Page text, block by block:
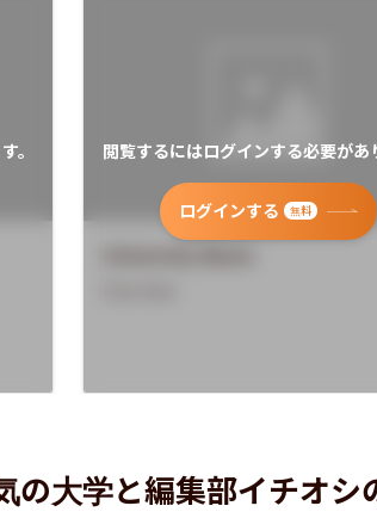
。 閲覧するにはログインする必要があ
ログインする 無料
の大学と編集部イチオシ